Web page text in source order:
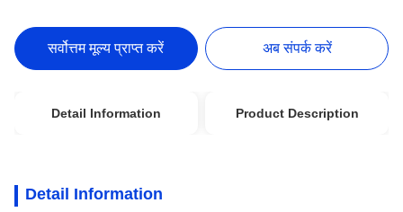
सर्वोत्तम मूल्य प्राप्त करें अब संपर्क करें
Detail Information Product Description
Detail Information